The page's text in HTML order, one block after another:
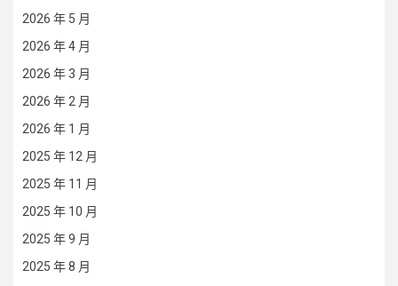
2026 年 5 月
2026 年 4 月
2026 年 3 月
2026 年 2 月
2026 年 1 月
2025 年 12 月
2025 年 11 月
2025 年 10 月
2025 年 9 月
2025 年 8 月